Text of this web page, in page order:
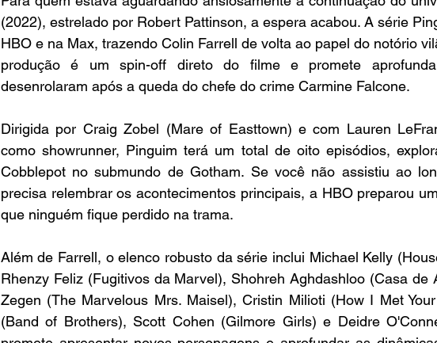
(2022), estrelado por Robert Pattinson, a espera acabou. A série
HBO e na Max, trazendo Colin Farrell de volta ao papel do notório
produção é um spin-off direto do filme e promete
desenrolaram após a queda do chefe do crime Carmine Falcone.
Dirigida por Craig Zobel (Mare of Easttown) e com Lauren
como showrunner, Pinguim terá um total de oito episódios,
Cobblepot no submundo de Gotham. Se você não assistiu ao
precisa relembrar os acontecimentos principais, a HBO preparou
que ninguém fique perdido na trama.
Além de Farrell, o elenco robusto da série inclui Michael Kelly
Rhenzy Feliz (Fugitivos da Marvel), Shohreh Aghdashloo (Casa de
Zegen (The Marvelous Mrs. Maisel), Cristin Milioti (How I Met
(Band of Brothers), Scott Cohen (Gilmore Girls) e Deidre